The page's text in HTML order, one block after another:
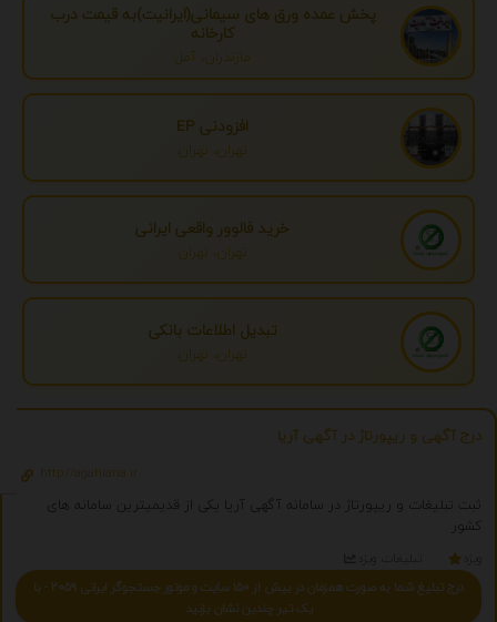
پخش عمده ورق های سیمانی(ایرانیت)به قیمت درب
کارخانه
مازندران، آمل
افزودنی EP
تهران، تهران
خرید فالوور واقعی ایرانی
تهران، تهران
تبدیل اطلاعات بانکی
تهران، تهران
درج آگهی و ریپورتاژ در آگهی آریا
http://agahiaria.ir
ثبت تبلیغات و ریپورتاژ در سامانه آگهی آریا یکی از قدیمیترین سامانه های
کشور
درج تبلیغ شما به صورت همزمان در بیش از 150 سایت و موتور جستجوگر ایرانی 2059 - با
یک تیر چندین نشان بزنید